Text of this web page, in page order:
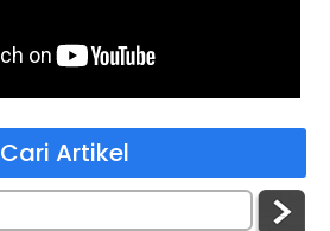
Cari Artikel